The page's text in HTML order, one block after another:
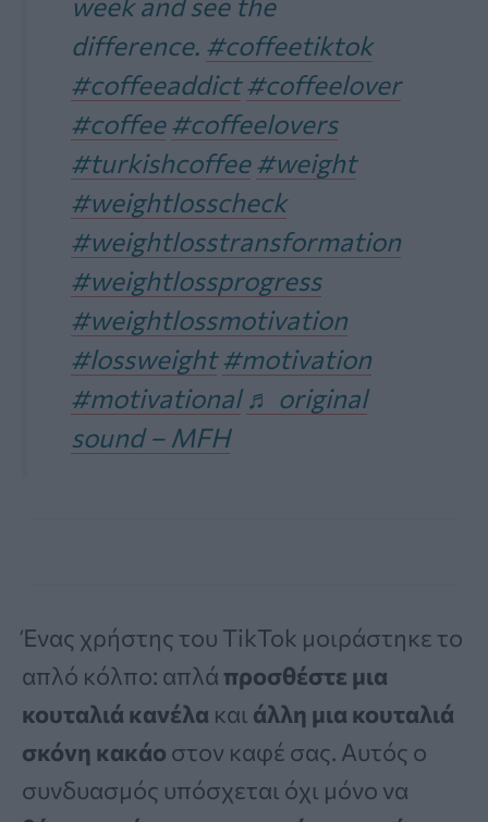
difference. #coffeetiktok
#coffeeaddict #coffeelover
#coffee #coffeelovers
#turkishcoffee #weight
#weightlosscheck
#weightlosstransformation
#weightlossprogress
#weightlossmotivation
#lossweight #motivation
#motivational ♬ original
sound – MFH
Ένας χρήστης του TikTok μοιράστηκε το
απλό κόλπο: απλά προσθέστε μια
κουταλιά κανέλα και άλλη μια κουταλιά
σκόνη κακάο στον καφέ σας. Αυτός ο
συνδυασμός υπόσχεται όχι μόνο να